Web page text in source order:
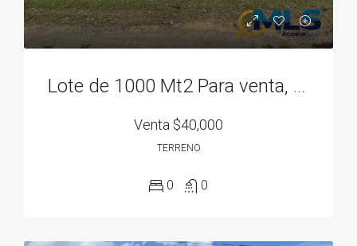
Lote de 1000 Mt2 Para venta, en San Carlos, Rodeo Viejo, Cerca de Todo!
Venta $40,000
TERRENO
0 0